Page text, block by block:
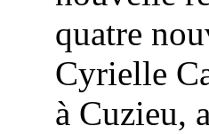
quatre
Cyrielle
à Cuzieu,